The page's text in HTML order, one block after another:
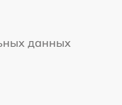
данных